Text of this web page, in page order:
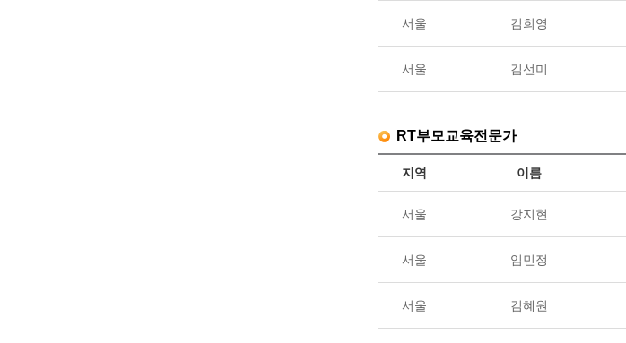
서울 김희영
서울 김선미
RT부모교육전문가
지역 이름
서울 강지현
서울 임민정
서울 김혜원